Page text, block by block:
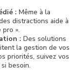
: Même à la
distractions aide à
».
: Des solutions
la gestion de vos
priorités, suivez vos
besoin.